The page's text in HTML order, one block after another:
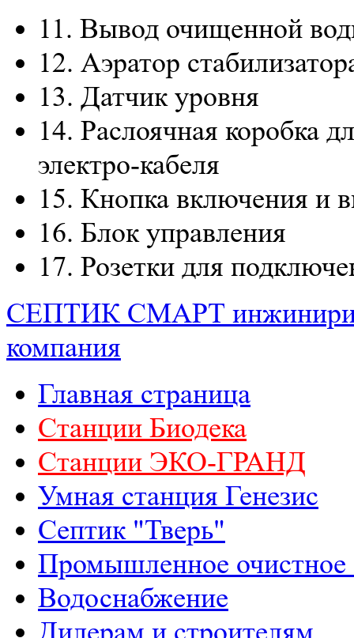
11. Вывод очищенной
12. Аэратор
13. Датчик уровня
14. Раслоячная коробка
электро-кабеля
15. Кнопка включения и
16. Блок управления
17. Розетки для
СЕПТИК СМАРТ
компания
Главная страница
Станции Биодека
Станции ЭКО-ГРАНД
Умная станция Генезис
Септик "Тверь"
Промышленное очистное
Водоснабжение